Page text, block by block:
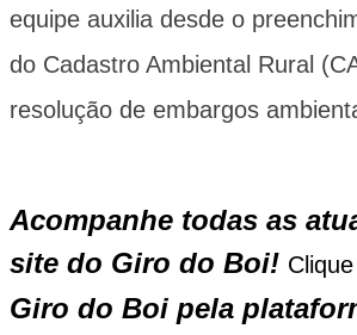
equipe auxilia desde o
do Cadastro Ambiental Rural
resolução de embargos
Acompanhe todas as
site do Giro do Boi!
Giro do Boi pela